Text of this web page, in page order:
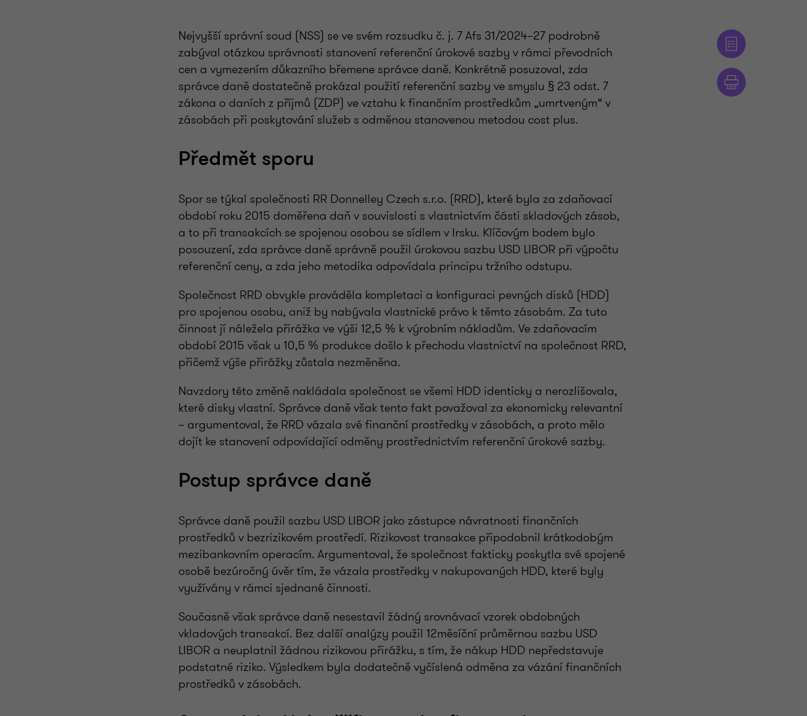
Nejvyšší správní soud (NSS) se ve svém rozsudku č. j. 7 Afs 31/2024–27 podrobně
zabýval otázkou správnosti stanovení referenční úrokové sazby v rámci převodních
cen a vymezením důkazního břemene správce daně. Konkrétně posuzoval, zda
správce daně dostatečně prokázal použití referenční sazby ve smyslu § 23 odst. 7
zákona o daních z příjmů (ZDP) ve vztahu k finančním prostředkům „umrtveným“ v
zásobách při poskytování služeb s odměnou stanovenou metodou cost plus.
Předmět sporu
Spor se týkal společnosti RR Donnelley Czech s.r.o. (RRD), které byla za zdaňovací
období roku 2015 doměřena daň v souvislosti s vlastnictvím části skladových zásob,
a to při transakcích se spojenou osobou se sídlem v Irsku. Klíčovým bodem bylo
posouzení, zda správce daně správně použil úrokovou sazbu USD LIBOR při výpočtu
referenční ceny, a zda jeho metodika odpovídala principu tržního odstupu.
Společnost RRD obvykle prováděla kompletaci a konfiguraci pevných disků (HDD)
pro spojenou osobu, aniž by nabývala vlastnické právo k těmto zásobám. Za tuto
činnost jí náležela přirážka ve výši 12,5 % k výrobním nákladům. Ve zdaňovacím
období 2015 však u 10,5 % produkce došlo k přechodu vlastnictví na společnost RRD,
přičemž výše přirážky zůstala nezměněna.
Navzdory této změně nakládala společnost se všemi HDD identicky a nerozlišovala,
které disky vlastní. Správce daně však tento fakt považoval za ekonomicky relevantní
– argumentoval, že RRD vázala své finanční prostředky v zásobách, a proto mělo
dojít ke stanovení odpovídající odměny prostřednictvím referenční úrokové sazby.
Postup správce daně
Správce daně použil sazbu USD LIBOR jako zástupce návratnosti finančních
prostředků v bezrizikovém prostředí. Rizikovost transakce připodobnil krátkodobým
mezibankovním operacím. Argumentoval, že společnost fakticky poskytla své spojené
osobě bezúročný úvěr tím, že vázala prostředky v nakupovaných HDD, které byly
využívány v rámci sjednané činnosti.
Současně však správce daně nesestavil žádný srovnávací vzorek obdobných
vkladových transakcí. Bez další analýzy použil 12měsíční průměrnou sazbu USD
LIBOR a neuplatnil žádnou rizikovou přirážku, s tím, že nákup HDD nepředstavuje
podstatné riziko. Výsledkem byla dodatečně vyčíslená odměna za vázání finančních
prostředků v zásobách.